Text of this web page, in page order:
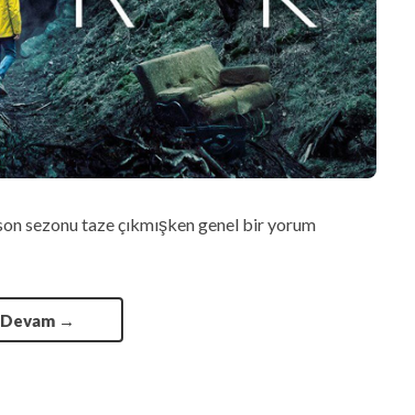
sezonu taze çıkmışken genel bir yorum
→